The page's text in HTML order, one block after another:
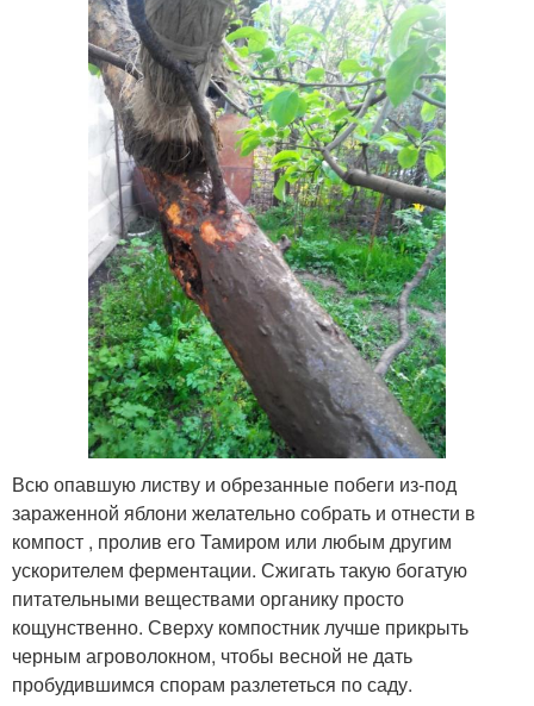
Всю опавшую листву и обрезанные побеги из-под
зараженной яблони желательно собрать и отнести в
компост , пролив его Тамиром или любым другим
ускорителем ферментации. Сжигать такую богатую
питательными веществами органику просто
кощунственно. Сверху компостник лучше прикрыть
черным агроволокном, чтобы весной не дать
пробудившимся спорам разлететься по саду.